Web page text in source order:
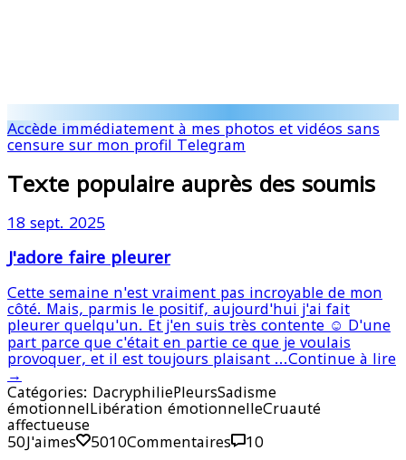
Accède immédiatement à mes photos et vidéos sans
censure sur mon profil Telegram
Texte populaire auprès des soumis
18 sept. 2025
J'adore faire pleurer
Cette semaine n'est vraiment pas incroyable de mon
côté. Mais, parmis le positif, aujourd'hui j'ai fait
pleurer quelqu'un. Et j'en suis très contente ☺️ D'une
part parce que c'était en partie ce que je voulais
provoquer, et il est toujours plaisant ...Continue à lire
→
Catégories: DacryphiliePleursSadisme
émotionnelLibération émotionnelleCruauté
affectueuse
50J'aimes 5010Commentaires 10